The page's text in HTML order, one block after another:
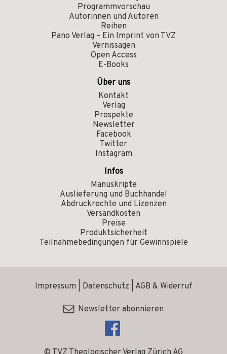
Programmvorschau
Autorinnen und Autoren
Reihen
Pano Verlag – Ein Imprint von TVZ
Vernissagen
Open Access
E-Books
Über uns
Kontakt
Verlag
Prospekte
Newsletter
Facebook
Twitter
Instagram
Infos
Manuskripte
Auslieferung und Buchhandel
Abdruckrechte und Lizenzen
Versandkosten
Preise
Produktsicherheit
Teilnahmebedingungen für Gewinnspiele
Impressum Datenschutz AGB & Widerruf
Newsletter abonnieren